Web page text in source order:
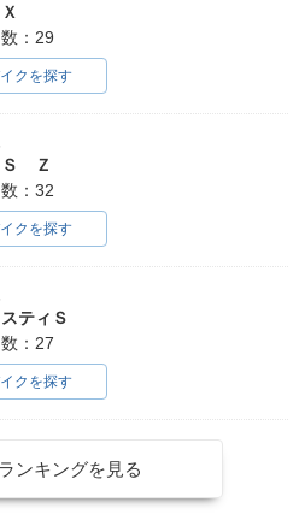
：29
クを探す
Ｓ Ｚ
：32
クを探す
ティＳ
：27
クを探す
ンキングを見る